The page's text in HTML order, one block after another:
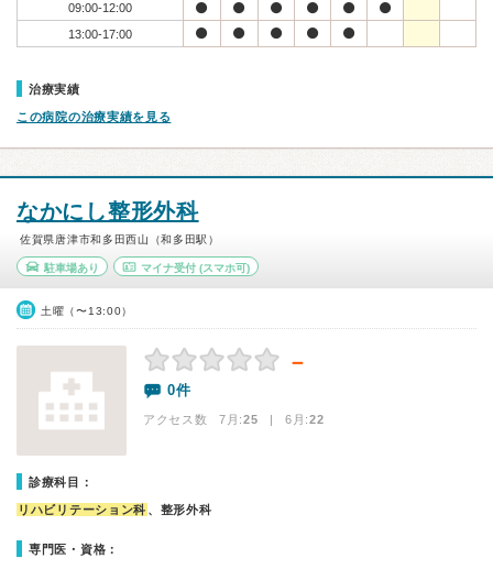
09:00-12:00
13:00-17:00
治療実績
この病院の治療実績を見る
なかにし整形外科
佐賀県唐津市和多田西山（和多田駅）
駐車場あり マイナ受付(スマホ可)
土曜（〜13:00）
－
0件
アクセス数 7月:25 | 6月:22
診療科目：
リハビリテーション科 、整形外科
専門医・資格：